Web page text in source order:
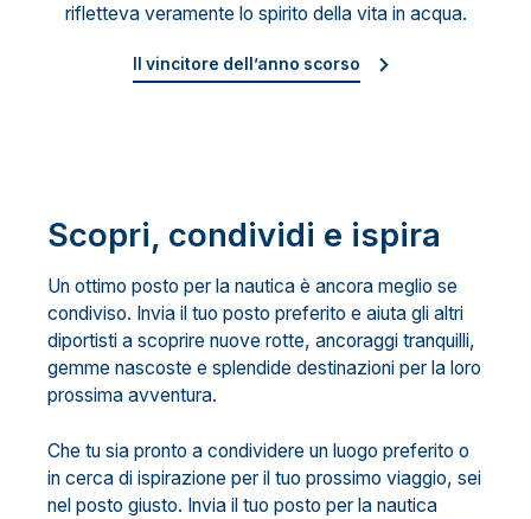
rifletteva veramente lo spirito della vita in acqua.
Il vincitore dell’anno scorso
Scopri, condividi e ispira
Un ottimo posto per la nautica è ancora meglio se
condiviso. Invia il tuo posto preferito e aiuta gli altri
diportisti a scoprire nuove rotte, ancoraggi tranquilli,
gemme nascoste e splendide destinazioni per la loro
prossima avventura.
Che tu sia pronto a condividere un luogo preferito o
in cerca di ispirazione per il tuo prossimo viaggio, sei
nel posto giusto. Invia il tuo posto per la nautica